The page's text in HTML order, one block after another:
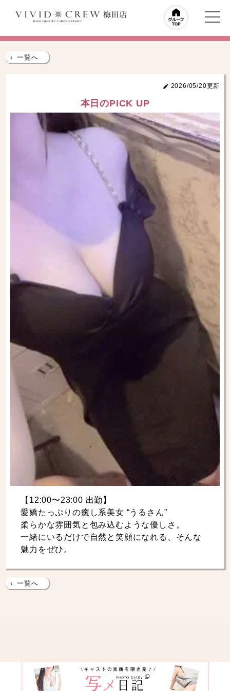
‹ 一覧へ
2026/05/20更新
本日のPICK UP
【12:00〜23:00 出勤】
愛嬌たっぷりの癒し系美女 “うるさん”
柔らかな雰囲気と包み込むような優しさ。
一緒にいるだけで自然と笑顔になれる、そんな
魅力をぜひ。
‹ 一覧へ